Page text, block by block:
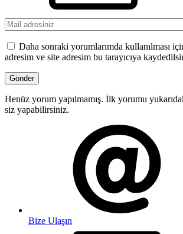
Daha sonraki yorumlarımda kullanılması
adresim ve site adresim bu tarayıcıya
Henüz yorum yapılmamış. İlk yorumu
siz yapabilirsiniz.
Bize Ulaşın